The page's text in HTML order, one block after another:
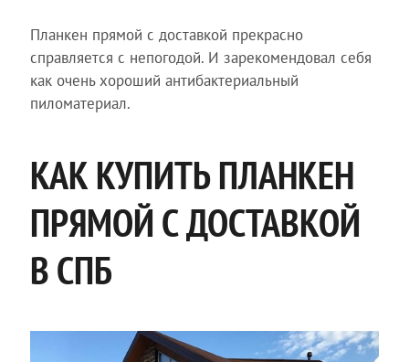
Планкен прямой с доставкой прекрасно
справляется с непогодой. И зарекомендовал себя
как очень хороший антибактериальный
пиломатериал.
КАК КУПИТЬ ПЛАНКЕН
ПРЯМОЙ С ДОСТАВКОЙ
В СПБ